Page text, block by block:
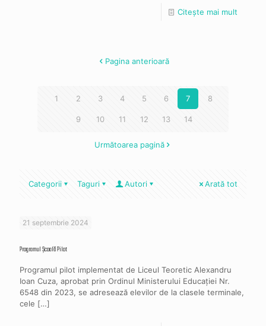
Citește mai mult
Pagina anterioară
1 2 3 4 5 6 7 8
9 10 11 12 13 14
Următoarea pagină
Categorii Taguri Autori Arată tot
21 septembrie 2024
Programul Școală Pilot
Programul pilot implementat de Liceul Teoretic Alexandru
Ioan Cuza, aprobat prin Ordinul Ministerului Educației Nr.
6548 din 2023, se adresează elevilor de la clasele terminale,
cele […]